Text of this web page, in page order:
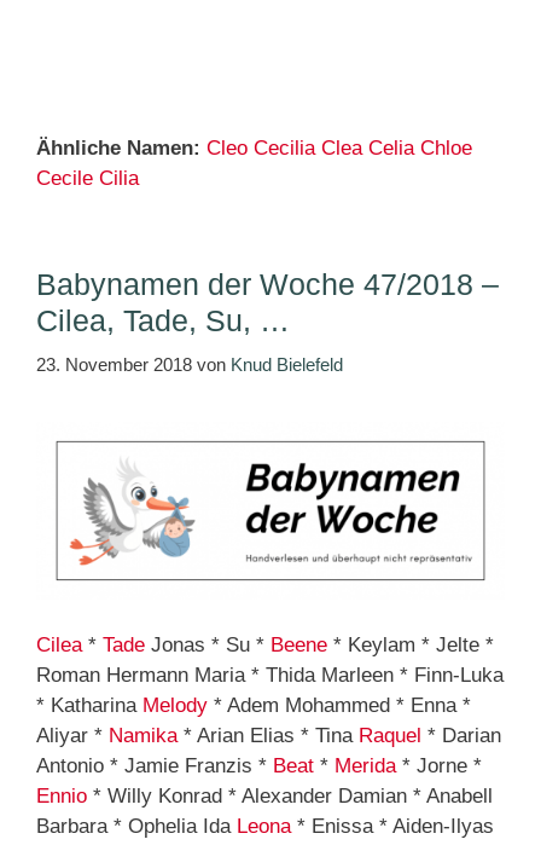
Ähnliche Namen: Cleo Cecilia Clea Celia Chloe
Cecile Cilia
Babynamen der Woche 47/2018 –
Cilea, Tade, Su, …
23. November 2018 von Knud Bielefeld
Cilea* Tade Jonas * Su * Beene * Keylam * Jelte *
Roman Hermann Maria * Thida Marleen * Finn-Luka
* Katharina Melody * Adem Mohammed * Enna *
Aliyar * Namika* Arian Elias * Tina Raquel * Darian
Antonio * Jamie Franzis * Beat * Merida* Jorne *
Ennio * Willy Konrad * Alexander Damian * Anabell
Barbara * Ophelia Ida Leona* Enissa * Aiden-Ilyas